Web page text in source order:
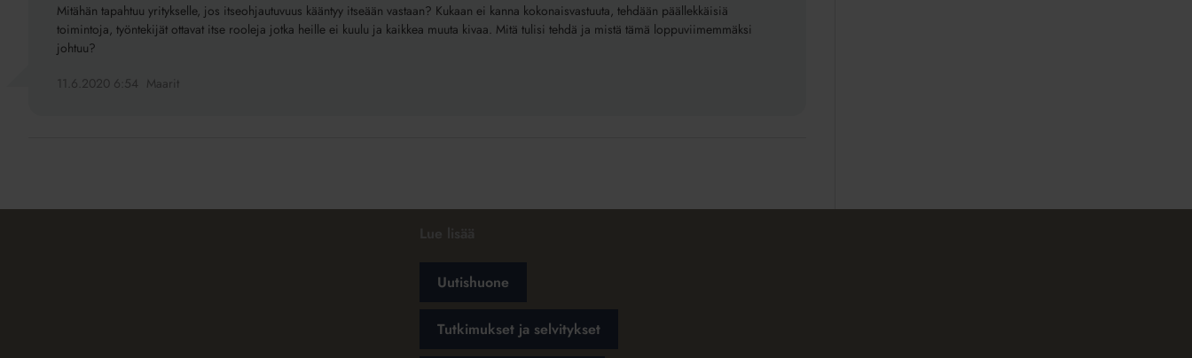
Mitähän tapahtuu yritykselle, jos itseohjautuvuus kääntyy itseään vastaan? Kukaan ei kanna kokonaisvastuuta, tehdään päällekkäisiä
toimintoja, työntekijät ottavat itse rooleja jotka heille ei kuulu ja kaikkea muuta kivaa. Mitä tulisi tehdä ja mistä tämä loppuviimemmäksi
johtuu?
11.6.2020 6:54 Maarit
Uutishuone
Tutkimukset ja selvitykset